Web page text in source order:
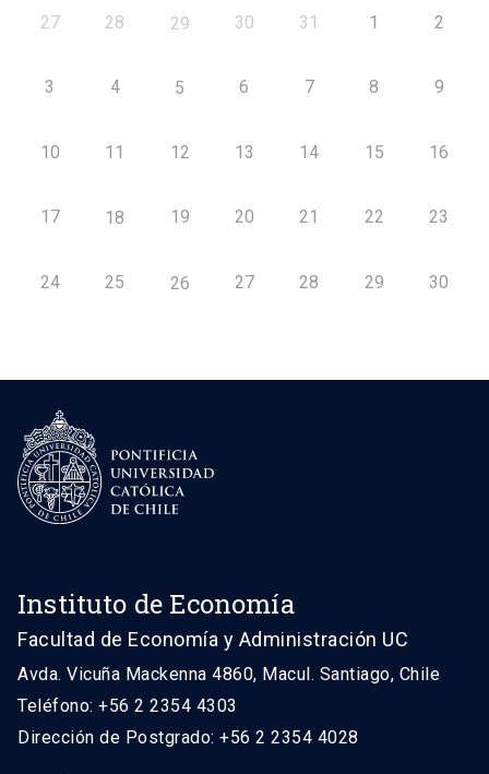
27 28 29 30 31 1 2
3 4 5 6 7 8 9
10 11 12 13 14 15 16
17 18 19 20 21 22 23
24 25 26 27 28 29 30
Instituto de Economía
Facultad de Economía y Administración UC
Avda. Vicuña Mackenna 4860, Macul. Santiago, Chile
Teléfono: +56 2 2354 4303
Dirección de Postgrado: +56 2 2354 4028